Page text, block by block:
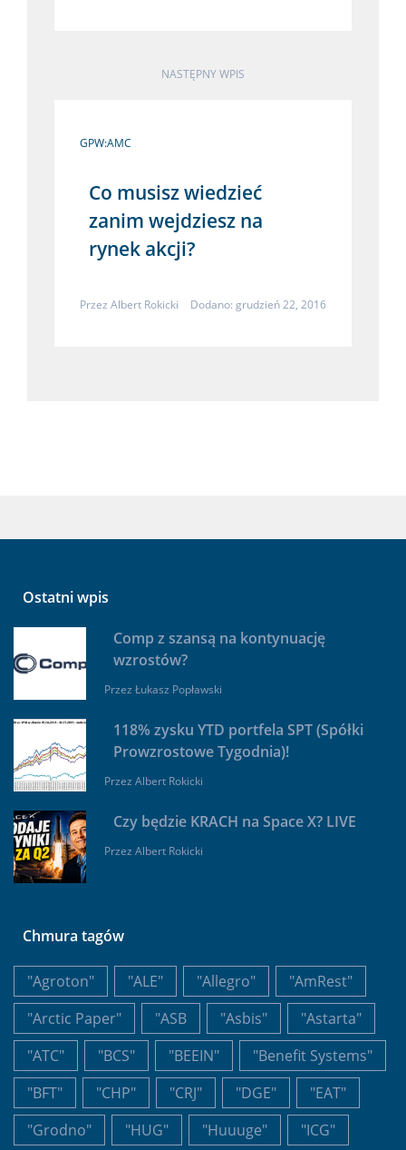
NASTĘPNY WPIS
GPW:AMC
Co musisz wiedzieć
zanim wejdziesz na
rynek akcji?
Przez Albert Rokicki Dodano: grudzień 22, 2016
Ostatni wpis
Comp z szansą na kontynuację
wzrostów?
Przez Łukasz Popławski
118% zysku YTD portfela SPT (Spółki
Prowzrostowe Tygodnia)!
Przez Albert Rokicki
Czy będzie KRACH na Space X? LIVE
Przez Albert Rokicki
Chmura tagów
"Agroton" "ALE" "Allegro"
"AmRest"
"Arctic Paper"
"ASB "Asbis"
"Astarta"
"ATC"
"BCS" "BEEIN"
"Benefit Systems"
"BFT"
"CHP" "CRJ" "DGE"
"EAT"
"Grodno"
"HUG" "Huuuge"
"ICG"